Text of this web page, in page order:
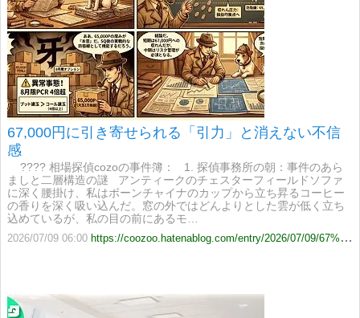
67,000円に引き寄せられる「引力」と消えない不信
感
????️ 相場探偵cozoの事件簿： 1. 探偵事務所の朝：事件のあら
ましと二層構造の謎 アンティークのチェスターフィールドソファ
に深く腰掛け、私はボーンチャイナのカップから立ち昇るコーヒー
の香りを深く吸い込んだ。窓の外ではどんよりとした雲が低く立ち
込めているが、私の目の前にあるモ…
2026/07/09 06:00 https://coozoo.hatenablog.com/entry/2026/07/09/67%2C000%E5%86%86%E3%81%AB%E5%BC%95%E3%81%8D%E5%AF%84%E3%81%9B%E3%82%89%E3%82%8C%E3%82%8B%E3%80%8C%E5%BC%95%E5%8A%9B%E3%80%8D%E3%81%A8%E6%B6%88%E3%81%88%E3%81%AA%E3%81%84%E4%B8%8D%E4%BF%A1%E6%84%9F